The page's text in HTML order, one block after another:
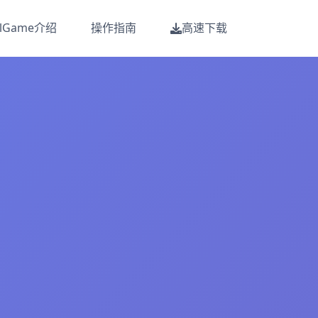
介绍 操作指南 高速下载